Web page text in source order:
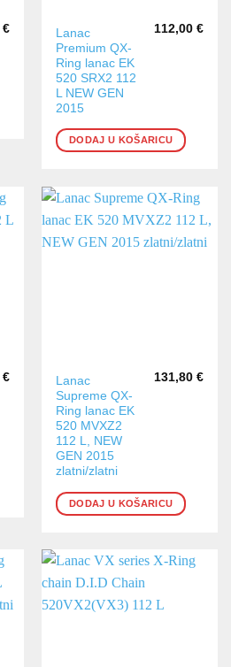
€
Lanac
Premium QX-
Ring lanac EK
520 SRX2 112
L NEW GEN
2015
112,00 €
DODAJ U KOŠARICU
€
Lanac
Supreme QX-
Ring lanac EK
520 MVXZ2
112 L, NEW
GEN 2015
zlatni/zlatni
131,80 €
DODAJ U KOŠARICU